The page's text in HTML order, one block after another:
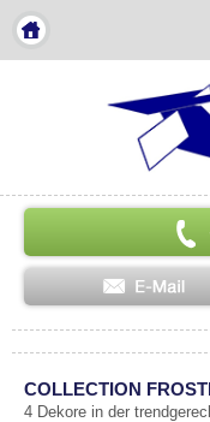
COLLECTION
4 Dekore in der